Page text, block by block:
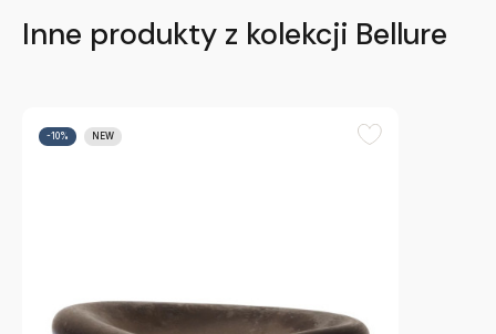
Inne produkty z kolekcji Bellure
-10% NEW